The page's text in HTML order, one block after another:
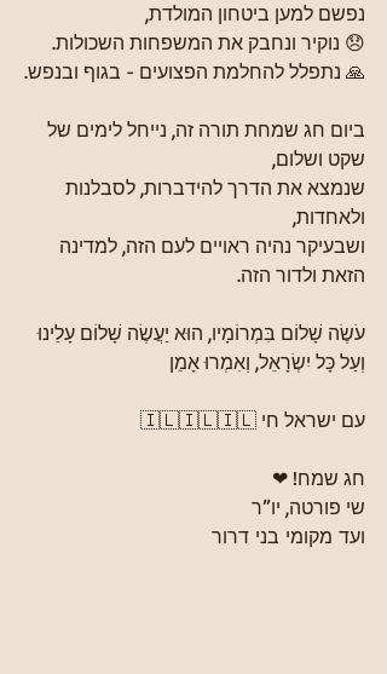
נפשם למען ביטחון המולדת,
😞 נוקיר ונחבק את המשפחות השכולות.
🙏 נתפלל להחלמת הפצועים - בגוף ובנפש.
ביום חג שמחת תורה זה, נייחל לימים של
שקט ושלום,
שנמצא את הדרך להידברות, לסבלנות
ולאחדות,
ושבעיקר נהיה ראויים לעם הזה, למדינה
הזאת ולדור הזה.
עֹשֶׂה שָׁלוֹם בִּמְרוֹמָיו, הוּא יַעֲשֶׂה שָׁלוֹם עָלֵינוּ
וְעַל כָּל יִשְׂרָאֵל, וְאִמְרוּ אָמֵן
עם ישראל חי 🇮🇱🇮🇱🇮🇱
חג שמח! ❤
שי פורטה, יו”ר
ועד מקומי בני דרור